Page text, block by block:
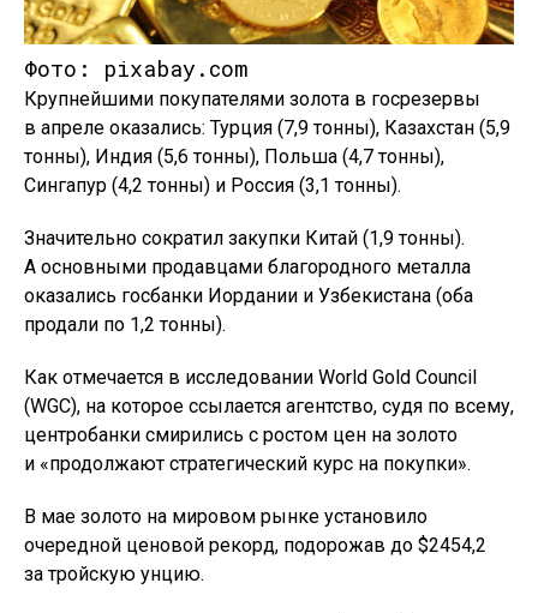
Фото: pixabay.com
Крупнейшими покупателями золота в госрезервы
в апреле оказались: Турция (7,9 тонны), Казахстан (5,9
тонны), Индия (5,6 тонны), Польша (4,7 тонны),
Сингапур (4,2 тонны) и Россия (3,1 тонны).
Значительно сократил закупки Китай (1,9 тонны).
А основными продавцами благородного металла
оказались госбанки Иордании и Узбекистана (оба
продали по 1,2 тонны).
Как отмечается в исследовании World Gold Council
(WGC), на которое ссылается агентство, судя по всему,
центробанки смирились с ростом цен на золото
и «продолжают стратегический курс на покупки».
В мае золото на мировом рынке установило
очередной ценовой рекорд, подорожав до $2454,2
за тройскую унцию.